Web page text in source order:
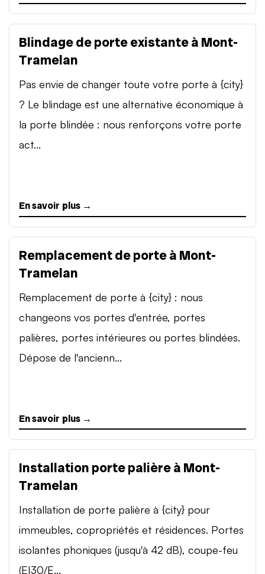
Blindage de porte existante à Mont-
Tramelan
Pas envie de changer toute votre porte à {city}
? Le blindage est une alternative économique à
la porte blindée : nous renforçons votre porte
act...
En savoir plus →
Remplacement de porte à Mont-
Tramelan
Remplacement de porte à {city} : nous
changeons vos portes d'entrée, portes
palières, portes intérieures ou portes blindées.
Dépose de l'ancienn...
En savoir plus →
Installation porte palière à Mont-
Tramelan
Installation de porte palière à {city} pour
immeubles, copropriétés et résidences. Portes
isolantes phoniques (jusqu'à 42 dB), coupe-feu
(EI30/E...